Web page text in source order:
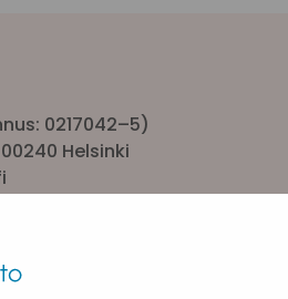
0217042–5)
Helsinki